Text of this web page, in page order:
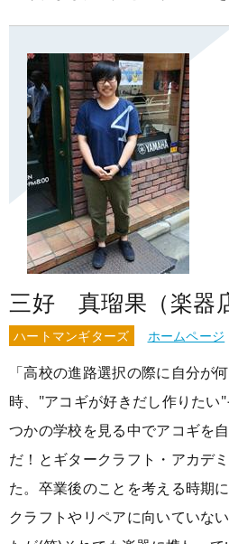
三好 真瑠果（楽器
ハートマンギターズ ホームページ
「高校の進路選択の際に自分が
時、"アコギが好きだし作りたい
つかの学校を見る中でアコギを
だ！とギタークラフト・アカデ
た。卒業後のことを考える時期
クラフトやリペアに向いていな